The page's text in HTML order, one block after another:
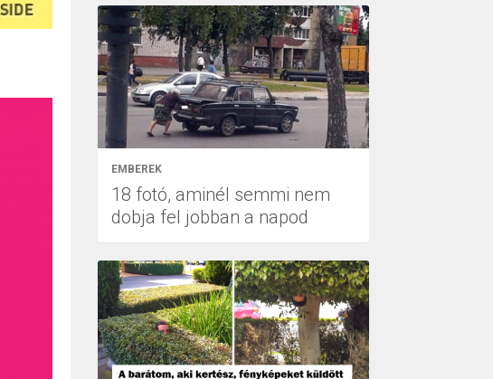
EMBEREK
18 fotó, aminél semmi nem
dobja fel jobban a napod